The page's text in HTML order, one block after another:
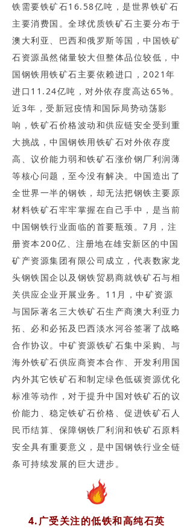
铁需要铁矿石16.58亿吨，是世界铁矿石
主要消费国。全球优质铁矿石主要分布于
澳大利亚、巴西和俄罗斯等国，中国铁矿
石资源虽然储量较大但整体品位较低，中
国钢铁用铁矿石主要依赖进口，2021年
进口11.24亿吨，对外依存度高达65%。
近3年，受新冠疫情和国际局势动荡影
响，铁矿石价格波动和供应链安全受到重
大挑战，中国钢铁用铁矿石对外依存度
高、议价能力弱和铁矿石涨价钢厂利润薄
等核心问题，至今没有解决。中国造出了
全世界一半的钢铁，却无法把钢铁主要原
材料铁矿石牢牢掌握在自己手中，是当前
中国钢铁行业面临的首要瓶颈。7月，注
册资本200亿、注册地在雄安新区的中国
矿产资源集团有限公司成立，代表数家龙
头钢铁国企以及钢铁贸易商就铁矿石与相
关供应企业开展业务。11月，中矿资源
与国际著名三大铁矿石生产商澳大利亚力
拓、必和必拓及巴西淡水河谷签署了战略
合作协议。中矿资源铁矿石集中采购、与
海外铁矿石供应商资本合作、开发利用国
内外其它铁矿石和制定绿色低碳资源优化
标准等动作，对于提升中国对铁矿石的议
价能力、稳定铁矿石价格、促进铁矿石人
民币结算、保障钢铁厂利润和铁矿石原料
安全具有重要意义，是中国钢铁行业全链
条可持续发展的巨大进步。
4.广受关注的低铁和高纯石英